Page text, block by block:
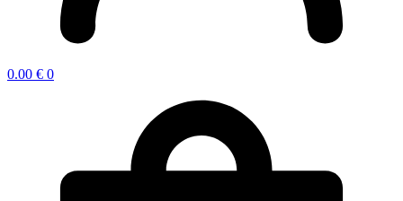
0.00 € 0